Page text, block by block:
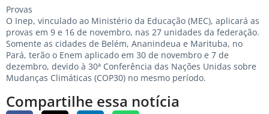
Provas
O Inep, vinculado ao Ministério da Educação (MEC), aplicará as
provas em 9 e 16 de novembro, nas 27 unidades da federação.
Somente as cidades de Belém, Ananindeua e Marituba, no
Pará, terão o Enem aplicado em 30 de novembro e 7 de
dezembro, devido à 30ª Conferência das Nações Unidas sobre
Mudanças Climáticas (COP30) no mesmo período.
Compartilhe essa notícia